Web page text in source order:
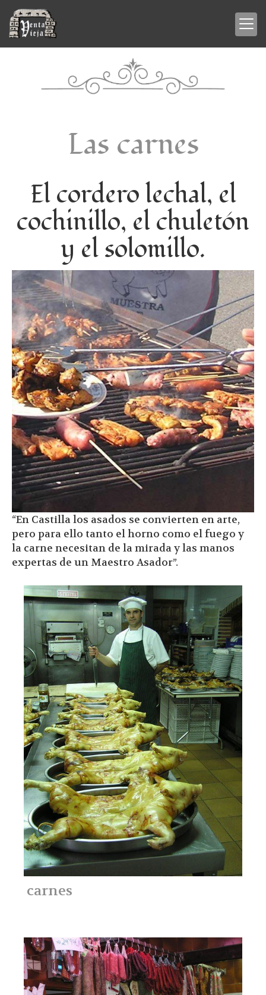
Las carnes
El cordero lechal, el
cochinillo, el chuletón
y el solomillo.
“En Castilla los asados se convierten en arte,
pero para ello tanto el horno como el fuego y
la carne necesitan de la mirada y las manos
expertas de un Maestro Asador”.
carnes